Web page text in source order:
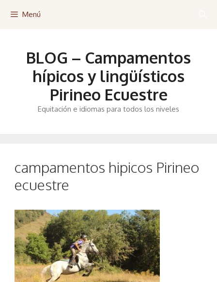
Menú
BLOG – Campamentos
hípicos y lingüísticos
Pirineo Ecuestre
Equitación e idiomas para todos los niveles
campamentos hipicos Pirineo
ecuestre